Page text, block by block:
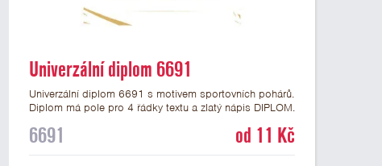
Univerzální diplom 6691
Univerzální diplom 6691 s motivem sportovních pohárů.
Diplom má pole pro 4 řádky textu a zlatý nápis DIPLOM.
Tento univerzální diplom je vhodný pro většinu událostí,
6691 od 11 Kč